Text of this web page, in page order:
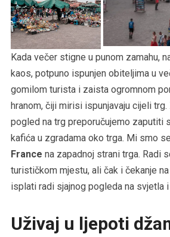
Kada večer stigne u punom zamahu,
kaos, potpuno ispunjen obiteljima u
gomilom turista i zaista ogromnom
hranom, čiji mirisi ispunjavaju cijeli
pogled na trg preporučujemo zaputiti
kafića u zgradama oko trga. Mi smo
France na zapadnoj strani trga. Radi
turističkom mjestu, ali čak i čekanje
isplati radi sjajnog pogleda na svjetla
Uživaj u ljepoti